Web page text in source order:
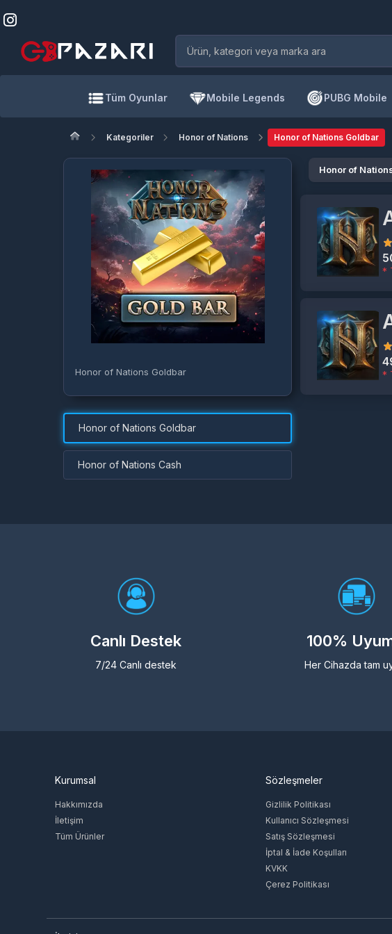
Tüm Oyunlar Mobile Legends PUBG Mobile
Kategoriler Honor of Nations Honor of Nations Goldbar
Honor of Nations Goldbar
Honor of Nations Goldbar
Honor of Nations Cash
Honor of
*
*
Canlı Destek
7/24 Canlı destek
100%
Her Cihazda tam
Kurumsal
Hakkımızda
İletişim
Tüm Ürünler
Sözleşmeler
Gizlilik Politikası
Kullanıcı Sözleşmesi
Satış Sözleşmesi
İptal & İade Koşulları
KVKK
Çerez Politikası